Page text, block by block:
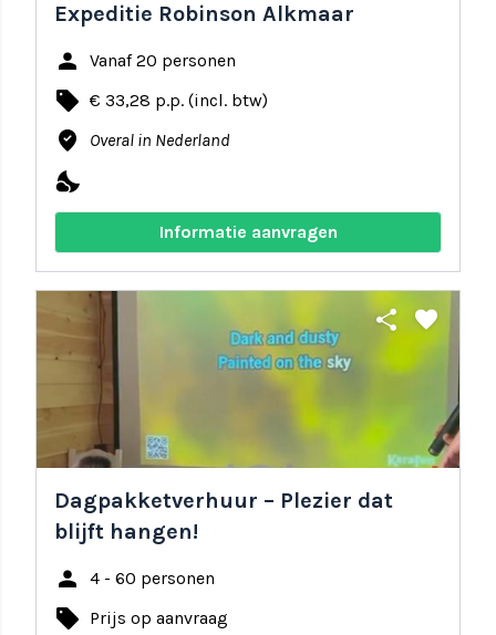
Expeditie Robinson Alkmaar
person Vanaf 20 personen
local_offer € 33,28 p.p. (incl. btw)
where_to_vote Overal in Nederland
nights_stay
Informatie aanvragen
share favorite
Dagpakketverhuur – Plezier dat
blijft hangen!
person 4 - 60 personen
local_offer Prijs op aanvraag